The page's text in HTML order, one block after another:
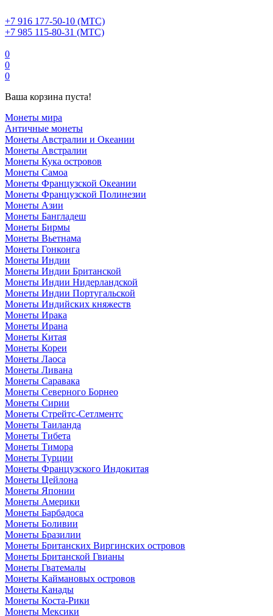
+7 916 177-50-10 (МТС)
+7 985 115-80-31 (МТС)
0
0
0
Ваша корзина пуста!
Монеты мира
Античные монеты
Монеты Австралии и Океании
Монеты Австралии
Монеты Кука островов
Монеты Самоа
Монеты Французской Океании
Монеты Французской Полинезии
Монеты Азии
Монеты Бангладеш
Монеты Бирмы
Монеты Вьетнама
Монеты Гонконга
Монеты Индии
Монеты Индии Британской
Монеты Индии Нидерландской
Монеты Индии Португальской
Монеты Индийских княжеств
Монеты Ирака
Монеты Ирана
Монеты Китая
Монеты Кореи
Монеты Лаоса
Монеты Ливана
Монеты Саравака
Монеты Северного Борнео
Монеты Сирии
Монеты Стрейтс-Сетлментс
Монеты Таиланда
Монеты Тибета
Монеты Тимора
Монеты Турции
Монеты Французского Индокитая
Монеты Цейлона
Монеты Японии
Монеты Америки
Монеты Барбадоса
Монеты Боливии
Монеты Бразилии
Монеты Британских Виргинских островов
Монеты Британской Гвианы
Монеты Гватемалы
Монеты Каймановых островов
Монеты Канады
Монеты Коста-Рики
Монеты Мексики